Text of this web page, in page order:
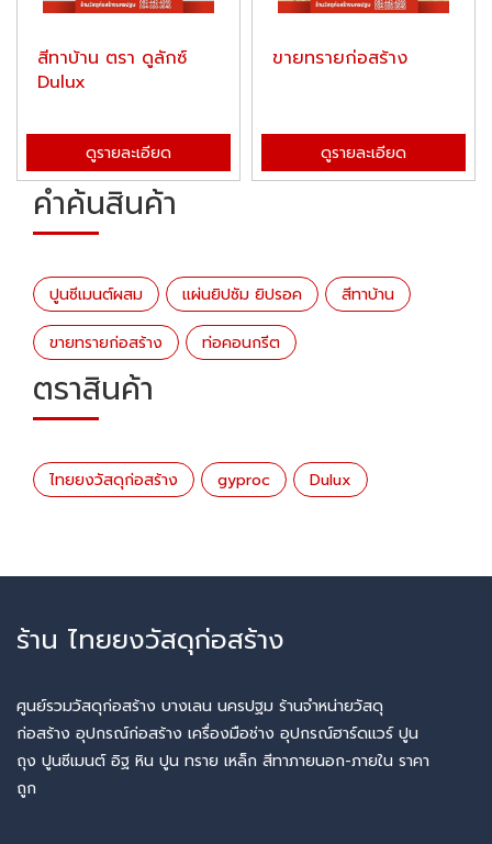
สีทาบ้าน ตรา ดูลักซ์
Dulux
ดูรายละเอียด
ขายทรายก่อสร้าง
ดูรายละเอียด
คำค้นสินค้า
ปูนซีเมนต์ผสม แผ่นยิปซัม ยิปรอค สีทาบ้าน
ขายทรายก่อสร้าง ท่อคอนกรีต
ตราสินค้า
ไทยยงวัสดุก่อสร้าง gyproc Dulux
ร้าน ไทยยงวัสดุก่อสร้าง
ศูนย์รวมวัสดุก่อสร้าง บางเลน นครปฐม ร้านจำหน่ายวัสดุ
ก่อสร้าง อุปกรณ์ก่อสร้าง เครื่องมือช่าง อุปกรณ์ฮาร์ดแวร์ ปูน
ถุง ปูนซีเมนต์ อิฐ หิน ปูน ทราย เหล็ก สีทาภายนอก-ภายใน ราคา
ถูก